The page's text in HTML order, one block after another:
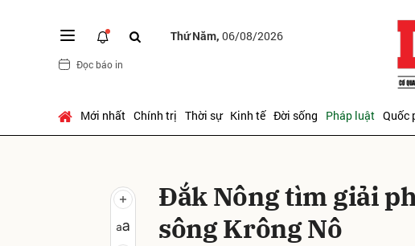
Thứ Năm, 06/08/2026
Đọc báo in
Mới nhất Chính trị Thời sự Kinh tế Đời sống Pháp luật Quốc
Đắk Nông tìm giải
sông Krông Nô
Gửi bình